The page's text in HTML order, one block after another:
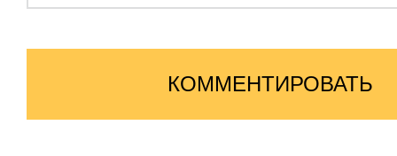
КОММЕНТИРОВАТЬ